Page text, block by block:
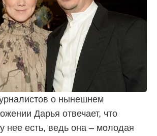
о нынешнем
Дарья отвечает, что
нее есть, ведь она – молодая